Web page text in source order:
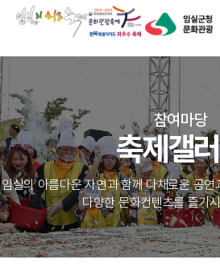
참여마당
축제갤
임실의 아름다운 자연과 함께 다채로운 공
다양한 문화컨텐츠를 즐기